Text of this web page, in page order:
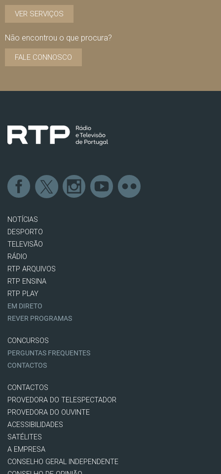
VER SERVIÇOS
Não encontrou o que procura?
FALE CONNOSCO
NOTÍCIAS
DESPORTO
TELEVISÃO
RÁDIO
RTP ARQUIVOS
RTP ENSINA
RTP PLAY
EM DIRETO
REVER PROGRAMAS
CONCURSOS
PERGUNTAS FREQUENTES
CONTACTOS
CONTACTOS
PROVEDORA DO TELESPECTADOR
PROVEDORA DO OUVINTE
ACESSIBILIDADES
SATÉLITES
A EMPRESA
CONSELHO GERAL INDEPENDENTE